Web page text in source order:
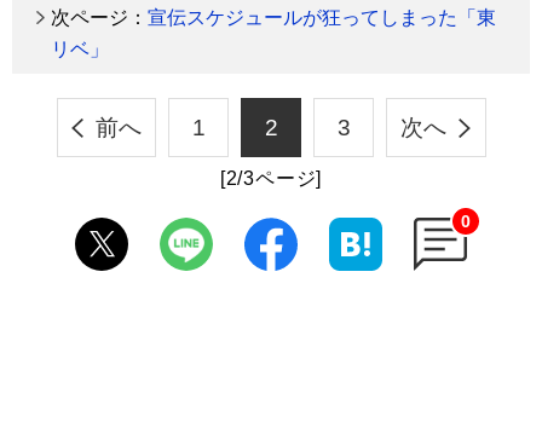
次ページ： 宣伝スケジュールが狂ってしまった「東
リベ」
前へ 1 2 3 次へ
[2/3ページ]
0